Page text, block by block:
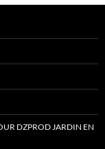
DZPROD JARDIN EN